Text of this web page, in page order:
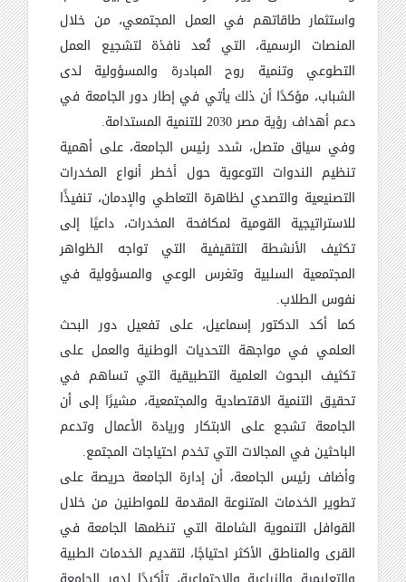
واستثمار طاقاتهم في العمل المجتمعي، من خلال
المنصات الرسمية، التي تُعد نافذة لتشجيع العمل
التطوعي وتنمية روح المبادرة والمسؤولية لدى
الشباب، مؤكدًا أن ذلك يأتي في إطار دور الجامعة في
دعم أهداف رؤية مصر 2030 للتنمية المستدامة
.
وفي سياق متصل، شدد رئيس الجامعة، على أهمية
تنظيم الندوات التوعوية حول أخطر أنواع المخدرات
التصنيعية والتصدي لظاهرة التعاطي والإدمان، تنفيذًا
للاستراتيجية القومية لمكافحة المخدرات، داعيًا إلى
تكثيف الأنشطة التثقيفية التي تواجه الظواهر
المجتمعية السلبية وتغرس الوعي والمسؤولية في
نفوس الطلاب.
كما أكد الدكتور إسماعيل، على تفعيل دور البحث
العلمي في مواجهة التحديات الوطنية والعمل على
تكثيف البحوث العلمية التطبيقية التي تساهم في
تحقيق التنمية الاقتصادية والمجتمعية، مشيرًا إلى أن
الجامعة تشجع على الابتكار وريادة الأعمال وتدعم
الباحثين في المجالات التي تخدم احتياجات المجتمع.
وأضاف رئيس الجامعة، أن إدارة الجامعة حريصة على
تطوير الخدمات المتنوعة المقدمة للمواطنين من خلال
القوافل التنموية الشاملة التي تنظمها الجامعة في
القرى والمناطق الأكثر احتياجًا، لتقديم الخدمات الطبية